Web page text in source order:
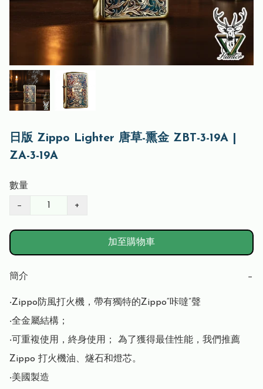
日版 Zippo Lighter 唐草-熏金 ZBT-3-19A |
ZA-3-19A
數量
− +
加至購物車
簡介 −
‧Zippo防風打火機，帶有獨特的Zippo“咔噠”聲
‧全金屬結構；
‧可重複使用，終身使用； 為了獲得最佳性能，我們推薦
Zippo 打火機油、燧石和燈芯。
‧美國製造